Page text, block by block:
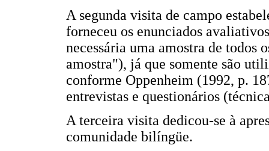
A segunda visita de campo
forneceu os enunciados
necessária uma amostra de
amostra"), já que somente são
conforme Oppenheim (1992, p.
entrevistas e questionários
A terceira visita dedicou-se à
comunidade bilíngüe.